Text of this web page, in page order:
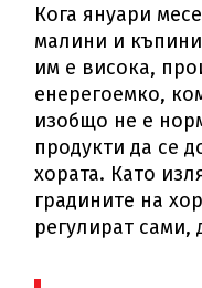
Кога януари
малини и
им е висока,
енерегоемко,
изобщо не е
продукти да се
хората. Като
градините на
регулират